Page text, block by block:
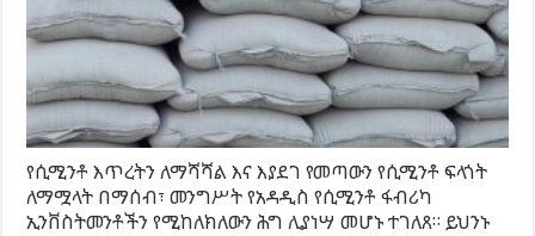
የሲሚንቶ እጥረትን ለማሻሻል እና እያደገ የመጣውን የሲሚንቶ ፍላጎት
ለማሟላት በማሰብ፣ መንግሥት የአዳዲስ የሲሚንቶ ፋብሪካ
ኢንቨስትመንቶችን የሚከለክለውን ሕግ ሊያነሣ መሆኑ ተገለጸ። ይህንኑ